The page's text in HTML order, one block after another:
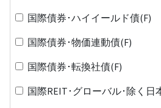
国際債券･ハイイールド債(F)
国際債券･物価連動債(F)
国際債券･転換社債(F)
国際REIT･グローバル･除く日